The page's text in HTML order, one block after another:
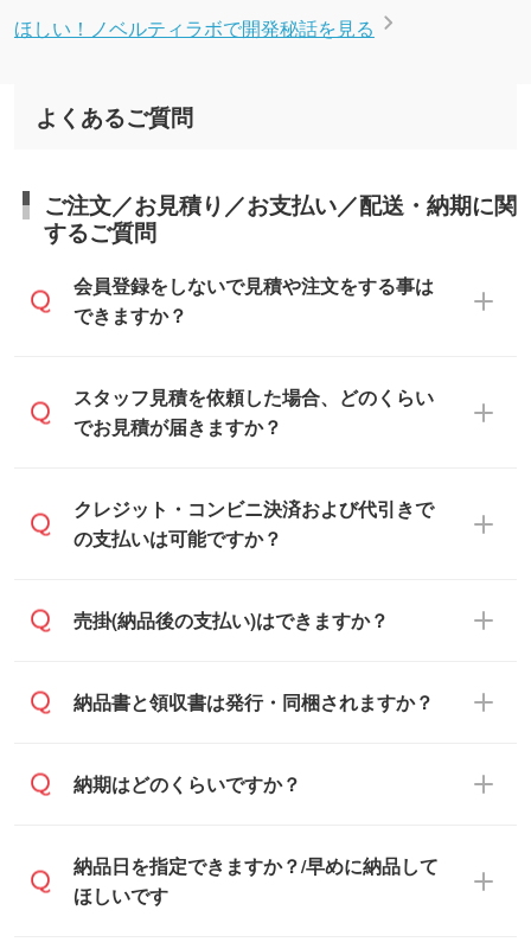
ほしい！ノベルティラボで開発秘話を見る
よくあるご質問
ご注文／お見積り／お支払い／配送・納期に関
するご質問
会員登録をしないで見積や注文をする事は
できますか？
可能です。見積・注文フォームにて『ゲス
トのまま進む』ボタンからお進みのうえ、
スタッフ見積を依頼した場合、どのくらい
でお見積が届きますか？
通常、翌営業日までにお送りしておりま
す。混雑状況によっては、お時間をいただ
翌営業日以降のご連絡となります。
クレジット・コンビニ決済および代引きで
の支払いは可能ですか？
銀行振込のみのご対応となります。
売掛(納品後の支払い)はできますか？
基本的には先入金をお願いしております
に対応可能です。
人様からご注文いただく場合でも、お支払
い元が学校や幼稚園・保育園であれば、同
納品書と領収書は発行・同梱されますか？
納品書・領収書は ご依頼をいただいた場合
でお送りします。
原本の郵送をご希望の場合は、担当スタッ
納期はどのくらいですか？
・印刷する場合(500個程度)
ご入金、イメージ画像の校了から約2週間
納品日を指定できますか？/早めに納品して
ほしいです